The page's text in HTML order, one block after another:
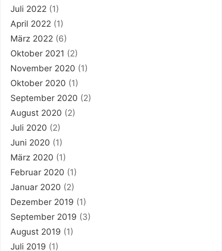
Juli 2022 (1)
April 2022 (1)
März 2022 (6)
Oktober 2021 (2)
November 2020 (1)
Oktober 2020 (1)
September 2020 (2)
August 2020 (2)
Juli 2020 (2)
Juni 2020 (1)
März 2020 (1)
Februar 2020 (1)
Januar 2020 (2)
Dezember 2019 (1)
September 2019 (3)
August 2019 (1)
Juli 2019 (1)